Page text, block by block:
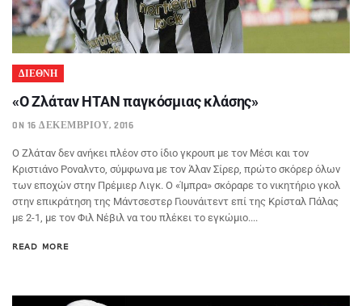
ΔΙΕΘΝΗ
«Ο Ζλάταν ΗΤΑΝ παγκόσμιας κλάσης»
ON 16 ΔΕΚΕΜΒΡΊΟΥ, 2016
Ο Ζλάταν δεν ανήκει πλέον στο ίδιο γκρουπ με τον Μέσι και τον
Κριστιάνο Ροναλντο, σύμφωνα με τον Άλαν Σίρερ, πρώτο σκόρερ όλων
των εποχών στην Πρέμιερ Λιγκ. Ο «Ίμπρα» σκόραρε το νικητήριο γκολ
στην επικράτηση της Μάντσεστερ Γιουνάιτεντ επί της Κρίσταλ Πάλας
με 2-1, με τον Φιλ Νέβιλ να του πλέκει το εγκώμιο....
READ MORE